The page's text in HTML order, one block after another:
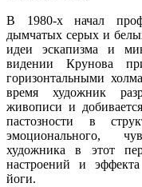
В 1980-х начал
дымчатых серых и
идеи эскапизма и
видении Крунова
горизонтальными
время художник
живописи и
пастозности в
эмоционального,
художника в этот
настроений и
йоги.